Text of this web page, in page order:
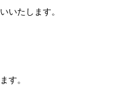
いたします。
す。